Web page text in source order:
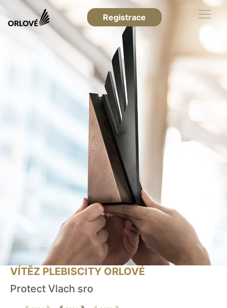
Registrace
VÍTĚZ PLEBISCITY ORLOVÉ
Protect Vlach sro